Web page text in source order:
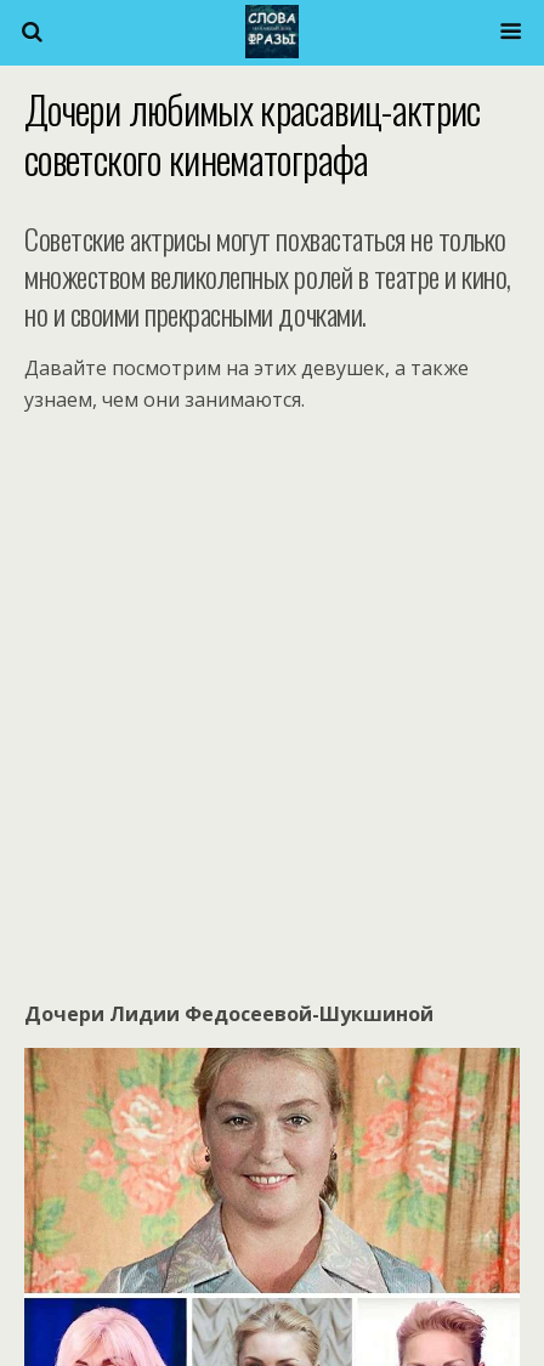
Дочери любимых красавиц-актрис
советского кинематографа
Советские актрисы могут похвастаться не только
множеством великолепных ролей в театре и кино,
но и своими прекрасными дочками.
Давайте посмотрим на этих девушек, а также
узнаем, чем они занимаются.
Дочери Лидии Федосеевой-Шукшиной